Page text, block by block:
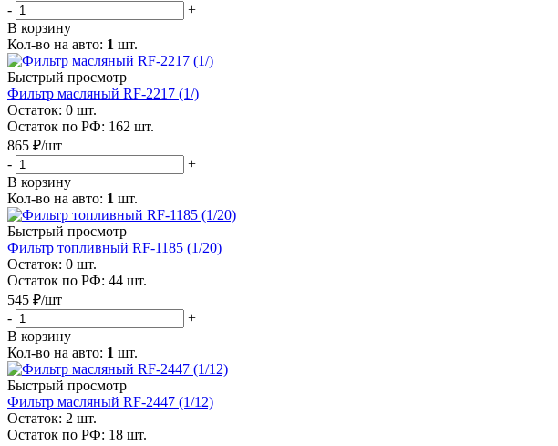
-
+
В корзину
Кол-во на авто: 1 шт.
Быстрый просмотр
Фильтр масляный RF-2217 (1/)
Остаток: 0 шт.
Остаток по РФ: 162 шт.
865 ₽/шт
-
+
В корзину
Кол-во на авто: 1 шт.
Быстрый просмотр
Фильтр топливный RF-1185 (1/20)
Остаток: 0 шт.
Остаток по РФ: 44 шт.
545 ₽/шт
-
+
В корзину
Кол-во на авто: 1 шт.
Быстрый просмотр
Фильтр масляный RF-2447 (1/12)
Остаток: 2 шт.
Остаток по РФ: 18 шт.